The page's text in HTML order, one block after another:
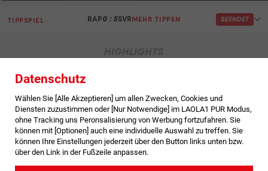
HIGHLIGHTS
Datenschutz
Wählen Sie [Alle Akzeptieren] um allen Zwecken, Cookies und
Diensten zuzustimmen oder [Nur Notwendige] im LAOLA1 PUR Modus,
ohne Tracking uns Peronsalisierung von Werbung fortzufahren. Sie
können mit [Optionen] auch eine individuelle Auswahl zu treffen. Sie
können Ihre Einstellungen jederzeit über den Button links unten bzw.
über den Link in der Fußzeile anpassen.